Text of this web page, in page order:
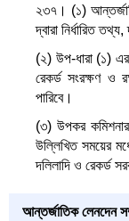
২৩৭। (১)
দ্বারা নির্ধারিত
(২) উপ-ধারা (১) এর
রেকর্ড সংরক্ষণ ও
পারিবে।
(৩) উপকর
উল্লিখিত সময়ের
দলিলাদি ও রেকর্ড
আন্তর্জাতিক লেনদেন